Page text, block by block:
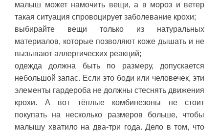
малыш может намочить вещи, а в мороз и ветер
такая ситуация спровоцирует заболевание крохи;
выбирайте вещи только из натуральных
материалов, которые позволяют коже дышать и не
вызывают аллергических реакций;
одежда должна быть по размеру, допускается
небольшой запас. Если это боди или человечек, эти
элементы гардероба не должны стеснять движения
крохи. А вот тёплые комбинезоны не стоит
покупать на несколько размеров больше, чтобы
малышу хватило на два-три года. Дело в том, что